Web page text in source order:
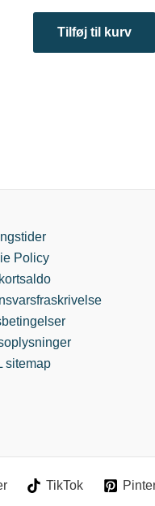
Tilføj til kurv
Policy
sitemap
TikTok